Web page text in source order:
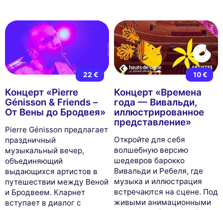
22 €
Концерт «Pierre
Génisson & Friends –
От Вены до Бродвея»
Pierre Génisson предлагает
праздничный
музыкальный вечер,
объединяющий
выдающихся артистов в
путешествии между Веной
и Бродвеем. Кларнет
вступает в диалог с
10 €
Концерт «Времена
года — Вивальди,
иллюстрированное
представление»
Откройте для себя
волшебную версию
шедевров барокко
Вивальди и Ребеля, где
музыка и иллюстрация
встречаются на сцене. Под
живыми анимационными